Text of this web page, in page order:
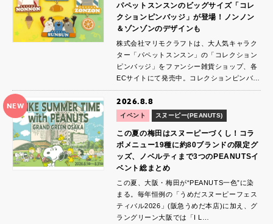
パペットスンスンのビッグサイズ「コレ
クションピンバッジ」が登場！ノンノン
＆ゾンゾンのデザインも
株式会社マリモクラフトは、大人気キャラク
ター「パペットスンスン」の「コレクション
ピンバッジ」をファンシー雑貨ショップ、各
ECサイトにて発売中。コレクションピンバ…
NEW 2026.8.8
イベント スヌーピー(PEANUTS)
この夏の梅田はスヌーピーづくし！コラ
ボメニュー19種に約80ブランドの限定グ
ッズ、ノベルティまで3つのPEANUTSイ
ベント総まとめ
この夏、大阪・梅田が“PEANUTS一色”に染
まる。毎年恒例の「うめだスヌーピーフェス
ティバル2026」(阪急うめだ本店)に加え、グ
ラングリーン大阪では「I L…